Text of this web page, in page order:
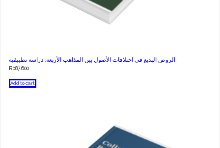
الروض البديع في اختلافات الأصول بين المذاهب الأربعة: دراسة تطبيقية
Rp87.600
Add to cart